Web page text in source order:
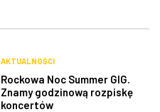
AKTUALNOŚCI
Rockowa Noc Summer GIG.
Znamy godzinową rozpiskę
koncertów